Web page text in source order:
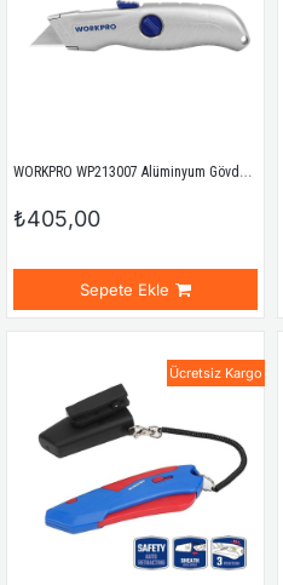
WORKPRO WP213007 Alüminyum Gövde Otomatik Geri Çekilebilir Rötuş Maket Bıçağı
₺405,00
Sepete Ekle
Ücretsiz Kargo